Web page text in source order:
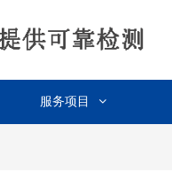
服务项目